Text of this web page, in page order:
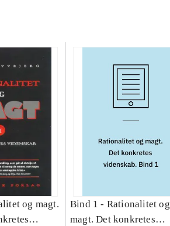
og magt.
Bind 1 - Rationalitet og
magt. Det konkretes